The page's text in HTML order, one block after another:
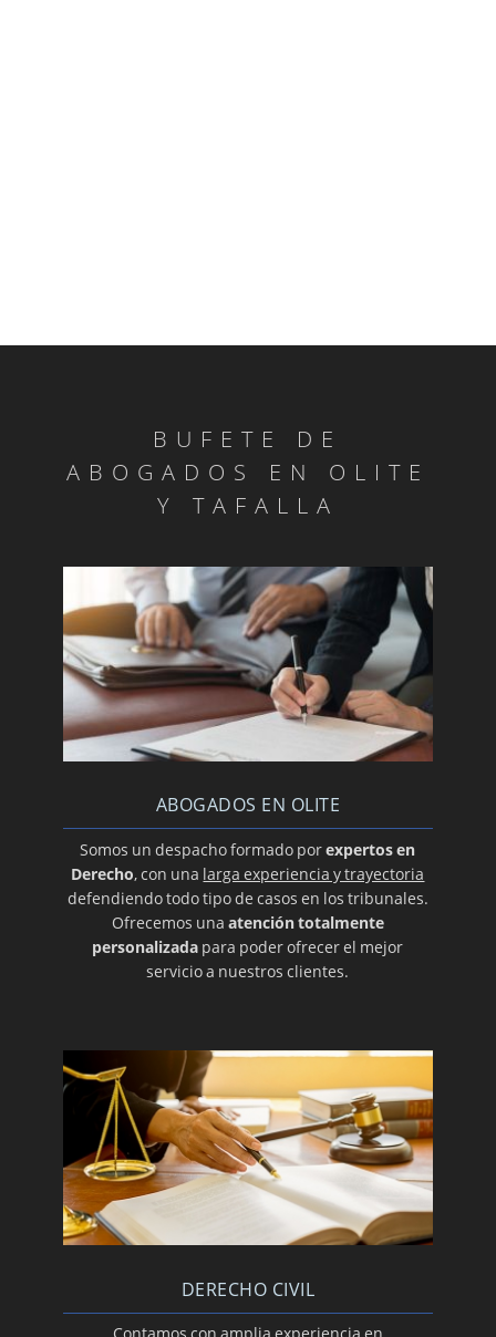
BUFETE DE
ABOGADOS EN OLITE
Y TAFALLA
ABOGADOS EN OLITE
Somos un despacho formado porexpertos en
Derecho, con una larga experiencia y trayectoria
defendiendo todo tipo de casos en los tribunales.
Ofrecemos una atención totalmente
personalizada para poder ofrecer el mejor
servicio a nuestros clientes.
DERECHO CIVIL